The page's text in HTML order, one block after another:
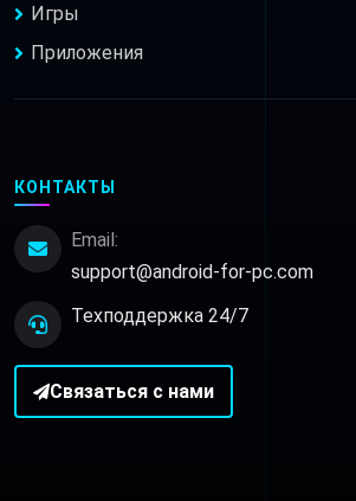
Игры
Приложения
КОНТАКТЫ
Email:
support@android-for-pc.com
Техподдержка 24/7
Связаться с нами